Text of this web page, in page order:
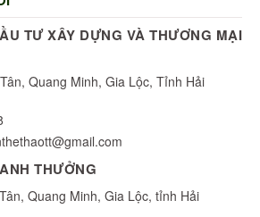
TƯ XÂY DỰNG VÀ THƯƠNG MẠI
Quang Minh, Gia Lộc, Tỉnh Hải
THƯỞNG
Quang Minh, Gia Lộc, tỉnh Hải